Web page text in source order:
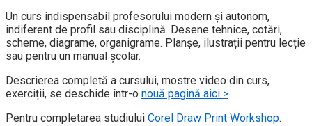
Un curs indispensabil profesorului modern și autonom,
indiferent de profil sau disciplină. Desene tehnice, cotări,
scheme, diagrame, organigrame. Planșe, ilustrații pentru lecție
sau pentru un manual școlar.
Descrierea completă a cursului, mostre video din curs,
exerciții, se deschide într-o nouă pagină aici >
Pentru completarea studiului Corel Draw Print Workshop.